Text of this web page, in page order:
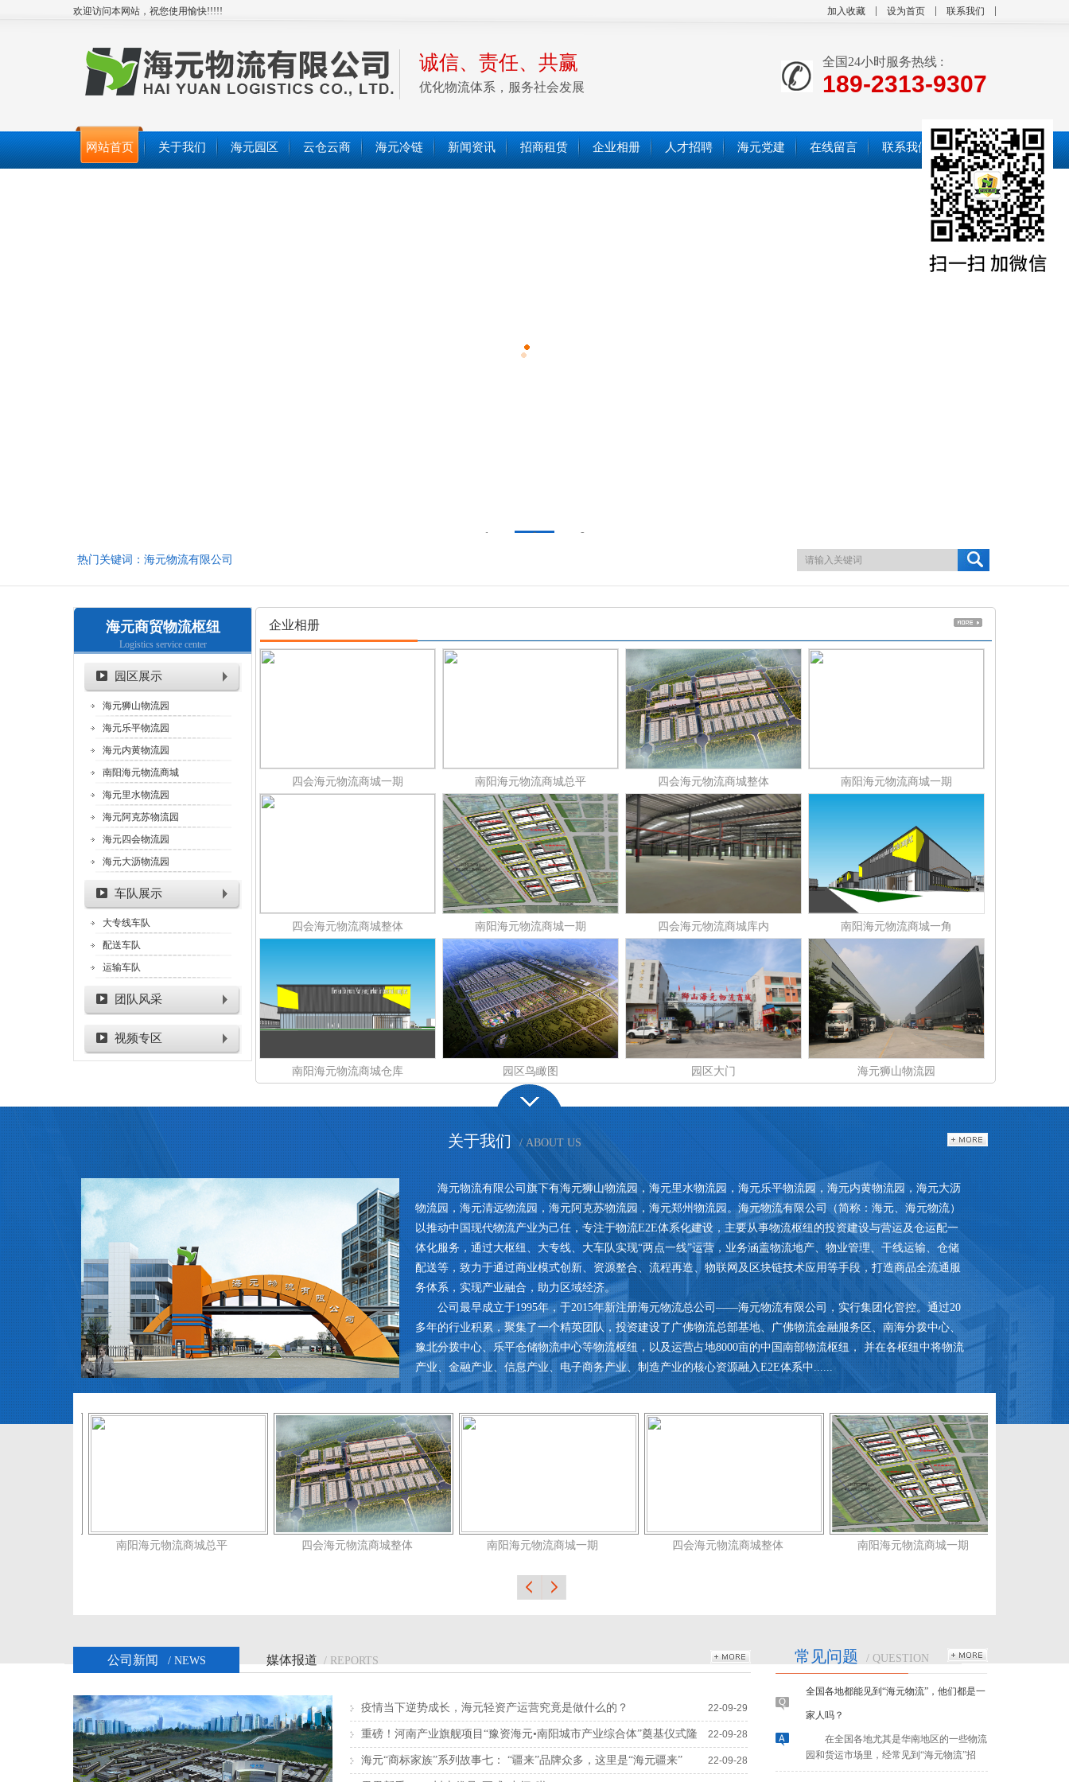
加入收藏 设为首页 联系我们
欢迎访问本网站，祝您使用愉快!!!!!
诚信、责任、共赢
优化物流体系，服务社会发展
全国24小时服务热线 :
189-2313-9307
网站首页 关于我们 海元园区 云仓云商 海元冷链 新闻资讯 招商租赁 企业相册 人才招聘 海元党建 在线留言 联系我们
1 2 3
热门关键词：海元物流有限公司
海元商贸物流枢纽
Logistics service center
园区展示
海元狮山物流园
海元乐平物流园
海元内黄物流园
南阳海元物流商城
海元里水物流园
海元阿克苏物流园
海元四会物流园
海元大沥物流园
车队展示
大专线车队
配送车队
运输车队
团队风采
视频专区
企业相册
四会海元物流商城一期 南阳海元物流商城总平 四会海元物流商城整体 南阳海元物流商城一期
四会海元物流商城整体 南阳海元物流商城一期 四会海元物流商城库内 南阳海元物流商城一角
南阳海元物流商城仓库 园区鸟瞰图 园区大门 海元狮山物流园
关于我们 / ABOUT US
海元物流有限公司旗下有海元狮山物流园，海元里水物流园，海元乐平物流园，海元内黄物流园，海元大沥
物流园，海元清远物流园，海元阿克苏物流园，海元郑州物流园。海元物流有限公司（简称：海元、海元物流）
以推动中国现代物流产业为己任，专注于物流E2E体系化建设，主要从事物流枢纽的投资建设与营运及仓运配一
体化服务，通过大枢纽、大专线、大车队实现“两点一线”运营，业务涵盖物流地产、物业管理、干线运输、仓储
配送等，致力于通过商业模式创新、资源整合、流程再造、物联网及区块链技术应用等手段，打造商品全流通服
务体系，实现产业融合，助力区域经济。
公司最早成立于1995年，于2015年新注册海元物流总公司——海元物流有限公司，实行集团化管控。通过20
多年的行业积累，聚集了一个精英团队，投资建设了广佛物流总部基地、广佛物流金融服务区、南海分拨中心、
豫北分拨中心、乐平仓储物流中心等物流枢纽，以及运营占地8000亩的中国南部物流枢纽， 并在各枢纽中将物流
产业、金融产业、信息产业、电子商务产业、制造产业的核心资源融入E2E体系中......
南阳海元物流商城总平 四会海元物流商城整体 南阳海元物流商城一期 四会海元物流商城整体 南阳海元物流商城一期
公司新闻 / NEWS 媒体报道 / REPORTS
22-09-29
疫情当下逆势成长，海元轻资产运营究竟是做什么的？
22-09-28
重磅！河南产业旗舰项目“豫资海元•南阳城市产业综合体”奠基仪式隆
重举行 22-09-28
海元“商标家族”系列故事七： “疆来”品牌众多，这里是“海元疆来”
常见问题 / QUESTION
网站24小时服务热线为什么不能查货？
本网站是海元集团总部官方网站，
公司主体是“海元物流有限公司”，名
称前面不带任何地区字眼限制，主要
从事商贸物流枢纽（物流园区）的投
资建设与运营，业务涵盖高标准仓库
（含冷库）的个性化定制及招租，以
物流公司及生产制造企业、商贸企业
进行干线甩挂运输服务，也就是行业
中的“大三方”服务，收货和落地配送
户查货打海元物流有限公司的服务电
话没用，也无从查起。
但是，在各个地区都有挂着“海元
仓库“四证齐全”是指哪四证？
租赁仓库，肯定要租合规合法、手续齐
三是建设工程规划许可证；
当然，对于要求高的租户，还会需要另
验收合格证”。
广佛肇高速南边200米，2013年正式投入运
营。
镇桃布村，兴业北路边上，广佛肇高速北边
200多米，2018年开始建设，2019年6月正式
两个园区一南一北位于同一水平线上，
且园区大门皆在兴业北路边上，中间相距
全国各地都能见到“海元物流”，他们都是一
家人吗？
在全国各地尤其是华南地区的一些物流
园和货运市场里，经常见到“海元物流”招
牌，主要从事零担专线运输或城市配送服
如何辩别高标准仓库